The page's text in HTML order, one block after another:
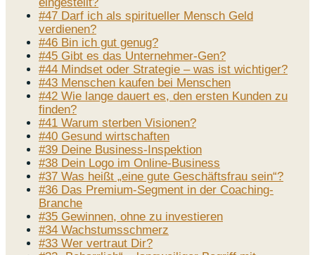
#47 Darf ich als spiritueller Mensch Geld
verdienen?
#46 Bin ich gut genug?
#45 Gibt es das Unternehmer-Gen?
#44 Mindset oder Strategie – was ist wichtiger?
#43 Menschen kaufen bei Menschen
#42 Wie lange dauert es, den ersten Kunden zu
finden?
#41 Warum sterben Visionen?
#40 Gesund wirtschaften
#39 Deine Business-Inspektion
#38 Dein Logo im Online-Business
#37 Was heißt „eine gute Geschäftsfrau sein“?
#36 Das Premium-Segment in der Coaching-
Branche
#35 Gewinnen, ohne zu investieren
#34 Wachstumsschmerz
#33 Wer vertraut Dir?